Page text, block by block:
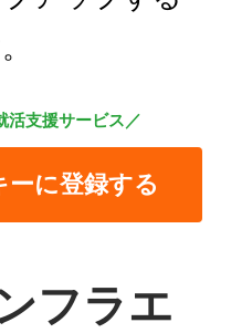
活支援サービス／
に登録する
フラエ